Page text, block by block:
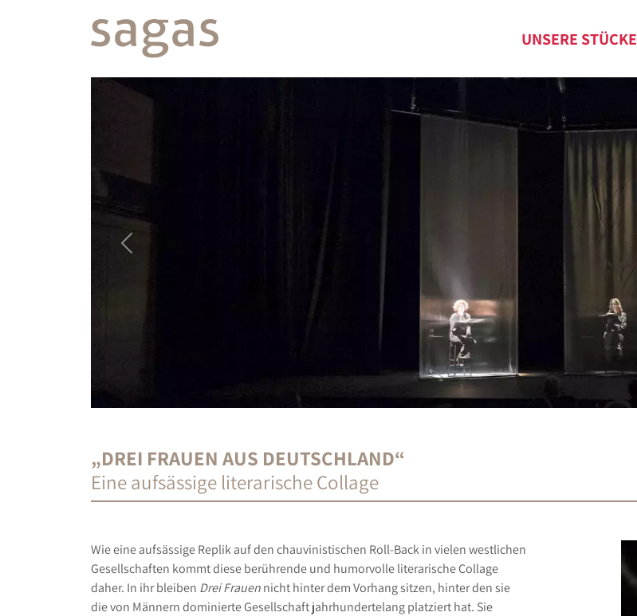
UNSERE STÜCKE
„DREI FRAUEN AUS DEUTSCHLAND“
Eine aufsässige literarische Collage
Wie eine aufsässige Replik auf den chauvinistischen Roll-Back in vielen westlichen
Gesellschaften kommt diese berührende und humorvolle literarische Collage
daher. In ihr bleiben Drei Frauennicht hinter dem Vorhang sitzen, hinter den sie
die von Männern dominierte Gesellschaft jahrhundertelang platziert hat. Sie